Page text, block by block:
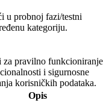
u probnoj fazi/testni
kategoriju.
za pravilno funkcioniranje
i sigurnosne
korisničkih podataka.
Opis